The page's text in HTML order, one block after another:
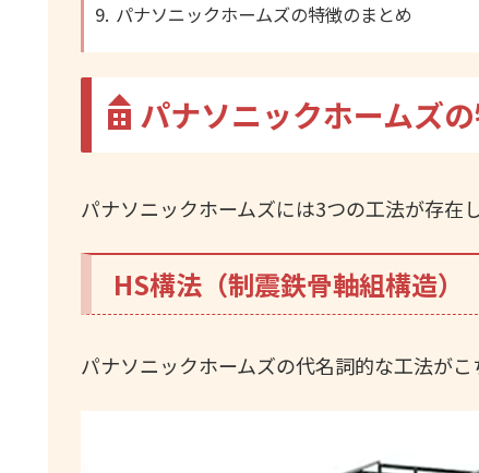
パナソニックホームズの特徴のまとめ
パナソニックホームズ
パナソニックホームズには3つの工法が存在し
HS構法（制震鉄骨軸組構造）
パナソニックホームズの代名詞的な工法がこ